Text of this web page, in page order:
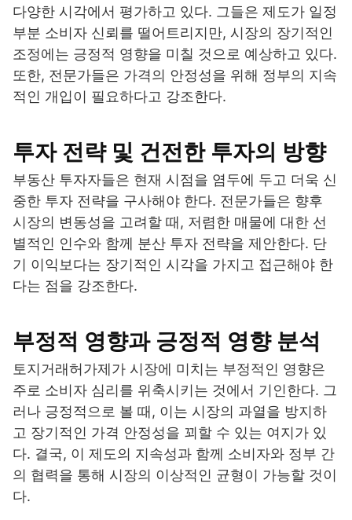
다양한 시각에서 평가하고 있다. 그들은 제도가 일정
부분 소비자 신뢰를 떨어트리지만, 시장의 장기적인
조정에는 긍정적 영향을 미칠 것으로 예상하고 있다.
또한, 전문가들은 가격의 안정성을 위해 정부의 지속
적인 개입이 필요하다고 강조한다.
투자 전략 및 건전한 투자의 방향
부동산 투자자들은 현재 시점을 염두에 두고 더욱 신
중한 투자 전략을 구사해야 한다. 전문가들은 향후
시장의 변동성을 고려할 때, 저렴한 매물에 대한 선
별적인 인수와 함께 분산 투자 전략을 제안한다. 단
기 이익보다는 장기적인 시각을 가지고 접근해야 한
다는 점을 강조한다.
부정적 영향과 긍정적 영향 분석
토지거래허가제가 시장에 미치는 부정적인 영향은
주로 소비자 심리를 위축시키는 것에서 기인한다. 그
러나 긍정적으로 볼 때, 이는 시장의 과열을 방지하
고 장기적인 가격 안정성을 꾀할 수 있는 여지가 있
다. 결국, 이 제도의 지속성과 함께 소비자와 정부 간
의 협력을 통해 시장의 이상적인 균형이 가능할 것이
다.